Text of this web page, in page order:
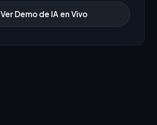
Ver Demo de IA en Vivo